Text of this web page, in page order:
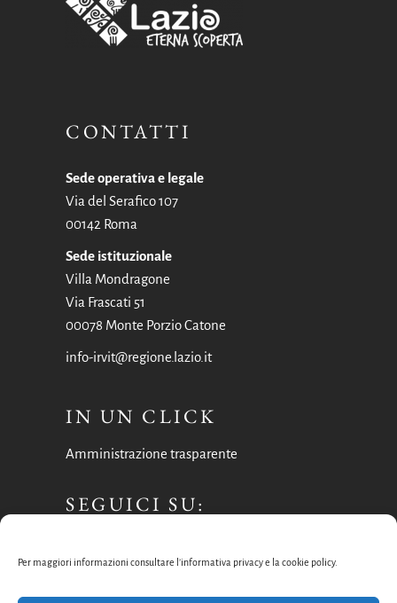
Per maggiori informazioni consultare l’informativa privacy e la cookie policy.
CONTATTI
Sede operativa e legale
Via del Serafico 107
00142 Roma
Sede istituzionale
Villa Mondragone
Via Frascati 51
00078 Monte Porzio Catone
info-irvit@regione.lazio.it
IN UN CLICK
Amministrazione trasparente
SEGUICI SU: